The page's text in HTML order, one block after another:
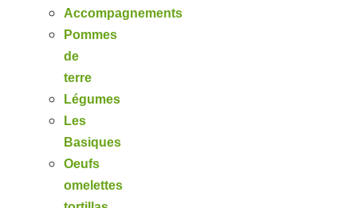
Accompagnements
Pommes
de
terre
Légumes
Les
Basiques
Oeufs
omelettes